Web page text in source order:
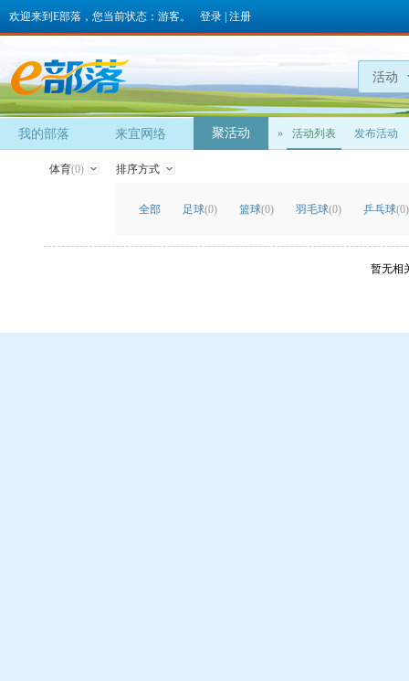
欢迎来到E部落，您当前状态：游客。 登录 注册
活动
我的部落 来宜网络 聚活动 » 活动列表 发布活动
体育(0) 排序方式
全部 足球(0) 篮球(0) 羽毛球(0) 乒乓球(0)
暂无相